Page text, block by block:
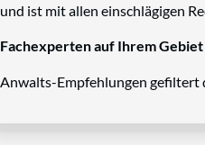
und ist mit allen einschlägigen
Fachexperten auf Ihrem Gebiet
Anwalts-Empfehlungen gefiltert